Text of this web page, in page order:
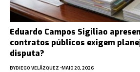
Eduardo Campos Sigiliao
contratos públicos exigem
disputa?
BYDIEGO VELÁZQUEZ MAIO 20, 2026